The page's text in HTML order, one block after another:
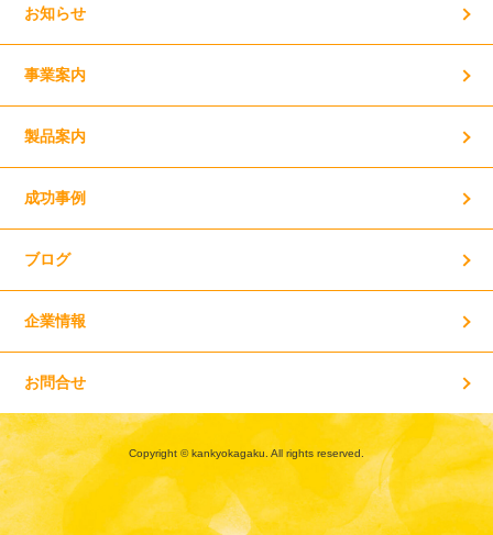
お知らせ
事業案内
製品案内
成功事例
ブログ
企業情報
お問合せ
Copyright © kankyokagaku. All rights reserved.